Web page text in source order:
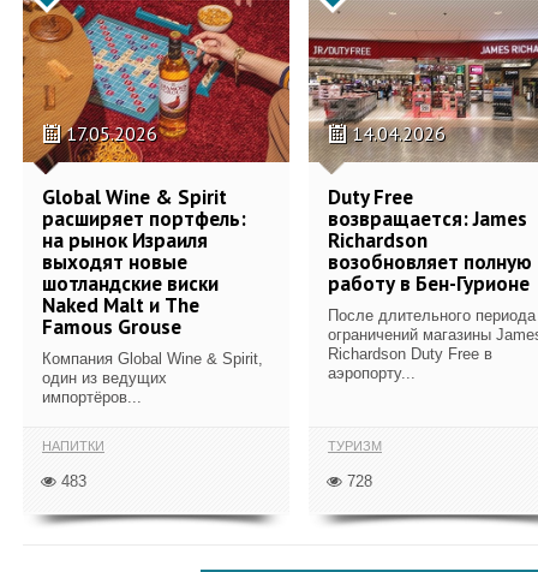
17.05.2026
Global Wine & Spirit
расширяет портфель:
на рынок Израиля
выходят новые
шотландские виски
Naked Malt и The
Famous Grouse
Компания Global Wine & Spirit,
один из ведущих
импортёров...
НАПИТКИ
483
14.04.2026
Duty Free
возвращается: James
Richardson
возобновляет полную
работу в Бен-Гурионе
После длительного периода
ограничений магазины
Richardson Duty Free в
аэропорту...
ТУРИЗМ
728